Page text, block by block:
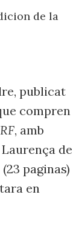
de la
publicat
compren
, amb
de
(23 paginas)
en